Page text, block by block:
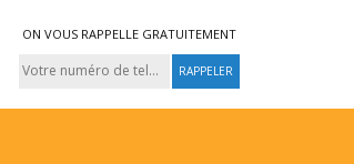
ON VOUS RAPPELLE GRATUITEMENT